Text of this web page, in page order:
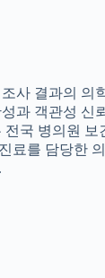
사 결과의 의
과 객관성 신
전국 병의원
료를 담당한